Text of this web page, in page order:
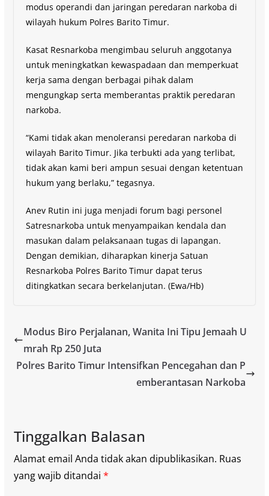
modus operandi dan jaringan peredaran narkoba di
wilayah hukum Polres Barito Timur.
Kasat Resnarkoba mengimbau seluruh anggotanya
untuk meningkatkan kewaspadaan dan memperkuat
kerja sama dengan berbagai pihak dalam
mengungkap serta memberantas praktik peredaran
narkoba.
“Kami tidak akan menoleransi peredaran narkoba di
wilayah Barito Timur. Jika terbukti ada yang terlibat,
tidak akan kami beri ampun sesuai dengan ketentuan
hukum yang berlaku,” tegasnya.
Anev Rutin ini juga menjadi forum bagi personel
Satresnarkoba untuk menyampaikan kendala dan
masukan dalam pelaksanaan tugas di lapangan.
Dengan demikian, diharapkan kinerja Satuan
Resnarkoba Polres Barito Timur dapat terus
ditingkatkan secara berkelanjutan. (Ewa/Hb)
Modus Biro Perjalanan, Wanita Ini Tipu Jemaah U
mrah Rp 250 Juta
Polres Barito Timur Intensifkan Pencegahan dan P
emberantasan Narkoba
Tinggalkan Balasan
Alamat email Anda tidak akan dipublikasikan. Ruas
yang wajib ditandai *